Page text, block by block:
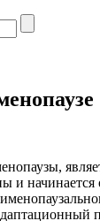
начинается